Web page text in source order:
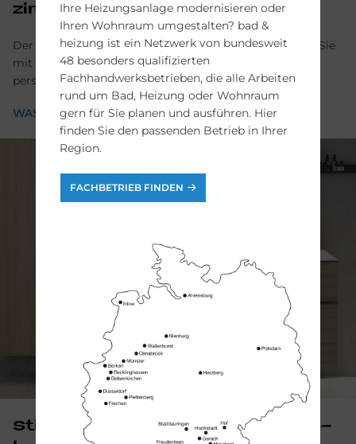
zim­mer
Der Waschplatz ist das Herz des Badezimmers. Finden Sie
mit unserer Hilfe heraus, welche Details für Sie den
persönlichen Wohlfühlfaktor ausmachen.
WASCHTISCH
Stil­voll ein­ge­rich­tet: Ihre Bad­mö­
Ihre Heizungsanlage modernisieren oder
Ihren Wohnraum umgestalten? bad &
heizung ist ein Netzwerk von bundesweit
48 besonders qualifizierten
Fachhandwerksbetrieben, die alle Arbeiten
rund um Bad, Heizung oder Wohnraum
gern für Sie planen und ausführen. Hier
finden Sie den passenden Betrieb in Ihrer
Region.
FACHBETRIEB FINDEN